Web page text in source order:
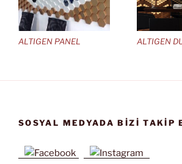
ALTIGEN PANEL ALTIGEN
SOSYAL MEDYADA BIZI TAKIP